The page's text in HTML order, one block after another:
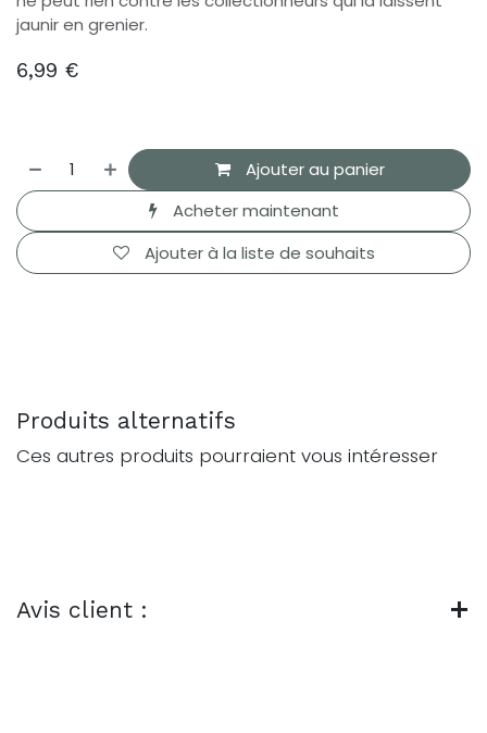
jaunir en grenier.
6,99 €
Ajouter au panier
Acheter maintenant
Ajouter à la liste de souhaits
Produits alternatifs
Ces autres produits pourraient vous intéresser
Avis client :